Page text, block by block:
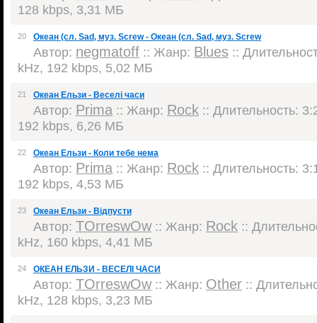
128 kbps, 3,31 МБ
20 Океан (сл. Sad, муз. Screw - Океан (сл. Sad, муз. Screw
Автор: negmatoff :: Жанр: Blues ::
kHz, 192 kbps, 5,02 МБ
21 Океан Ельзи - Веселі часи
Автор: Prima :: Жанр: Rock :: Длительность:
192 kbps, 6,26 МБ
22 Океан Ельзи - Коли тебе нема
Автор: Prima :: Жанр: Rock :: Длительность:
192 kbps, 4,53 МБ
23 Океан Ельзи - Вiдпусти
Автор: TOrreswOw:: Жанр: Rock ::
kHz, 160 kbps, 4,41 МБ
24 ОКЕАН ЕЛЬЗИ - ВЕСЕЛI ЧАСИ
Автор: TOrreswOw:: Жанр: Other ::
kHz, 128 kbps, 3,23 МБ